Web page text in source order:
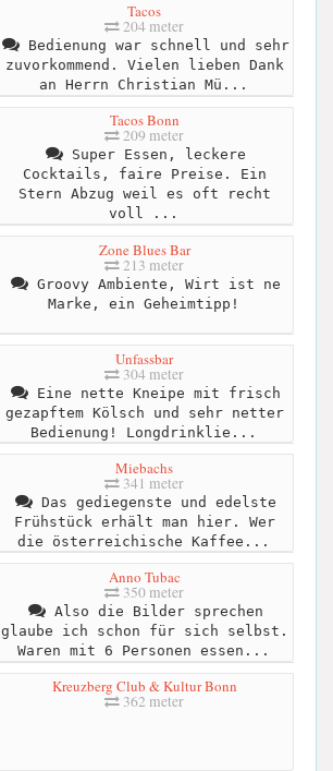
Tacos
204 meter
Bedienung war schnell und sehr
zuvorkommend. Vielen lieben Dank
an Herrn Christian Mü...
Tacos Bonn
209 meter
Super Essen, leckere
Cocktails, faire Preise. Ein
Stern Abzug weil es oft recht
voll ...
Zone Blues Bar
213 meter
Groovy Ambiente, Wirt ist ne
Marke, ein Geheimtipp!
Unfassbar
304 meter
Eine nette Kneipe mit frisch
gezapftem Kölsch und sehr netter
Bedienung! Longdrinklie...
Miebachs
341 meter
Das gediegenste und edelste
Frühstück erhält man hier. Wer
die österreichische Kaffee...
Anno Tubac
350 meter
Also die Bilder sprechen
glaube ich schon für sich selbst.
Waren mit 6 Personen essen...
Kreuzberg Club & Kultur Bonn
362 meter